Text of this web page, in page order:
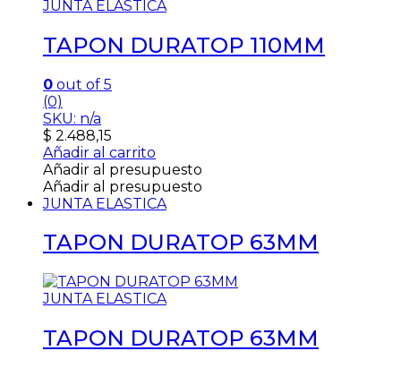
JUNTA ELASTICA
TAPON DURATOP 110MM
0 out of 5
(0)
SKU: n/a
$ 2.488,15
Añadir al carrito
Añadir al presupuesto
Añadir al presupuesto
JUNTA ELASTICA
TAPON DURATOP 63MM
JUNTA ELASTICA
TAPON DURATOP 63MM